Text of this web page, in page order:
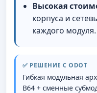
Высокая
корпуса и
каждого модуля.
✅ РЕШЕНИЕ С ODOT
Гибкая модульная
B64 + сменные